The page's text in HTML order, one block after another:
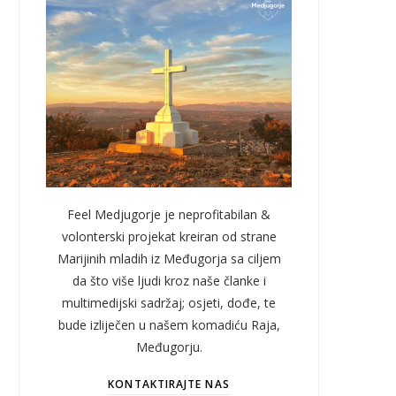
Feel Medjugorje je neprofitabilan &
volonterski projekat kreiran od strane
Marijinih mladih iz Međugorja sa ciljem
da što više ljudi kroz naše članke i
multimedijski sadržaj; osjeti, dođe, te
bude izliječen u našem komadiću Raja,
Međugorju.
KONTAKTIRAJTE NAS